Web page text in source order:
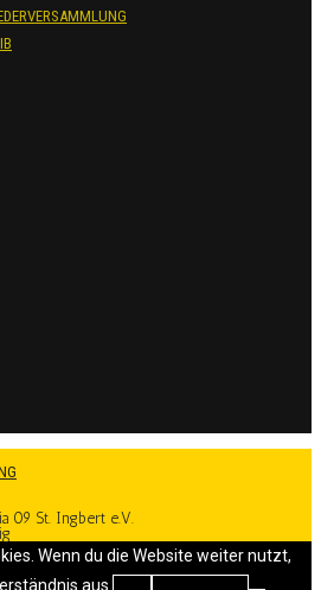
09 St. Ingbert e.V.
Wenn du die Website weiter nutzt,
aus.